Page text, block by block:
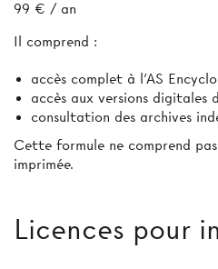
99 € / an
Il comprend :
accès complet à l’AS
accès aux versions digitales
consultation des archives
Cette formule ne comprend
imprimée.
Licences pour